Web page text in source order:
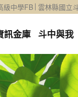
級中學FB 雲林縣國立
訊金庫 斗中與我